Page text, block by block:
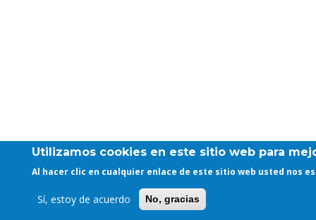
Utilizamos cookies en este sitio web para
Al hacer clic en cualquier enlace de este sitio web usted nos
Sí, estoy de acuerdo No, gracias